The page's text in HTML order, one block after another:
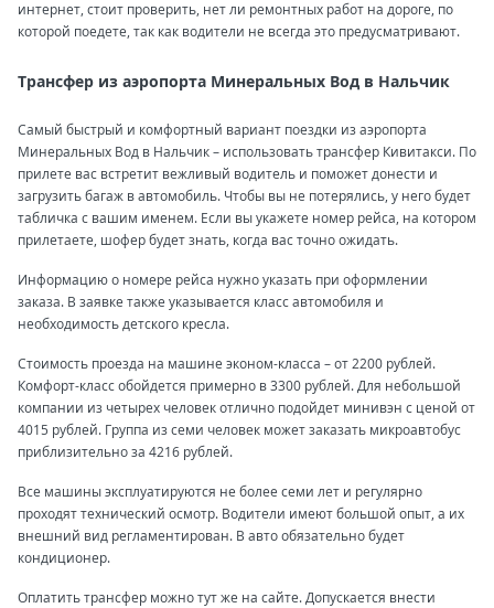
интернет, стоит проверить, нет ли ремонтных работ на дороге, по
которой поедете, так как водители не всегда это предусматривают.
Трансфер из аэропорта Минеральных Вод в Нальчик
Самый быстрый и комфортный вариант поездки из аэропорта
Минеральных Вод в Нальчик – использовать трансфер Кивитакси. По
прилете вас встретит вежливый водитель и поможет донести и
загрузить багаж в автомобиль. Чтобы вы не потерялись, у него будет
табличка с вашим именем. Если вы укажете номер рейса, на котором
прилетаете, шофер будет знать, когда вас точно ожидать.
Информацию о номере рейса нужно указать при оформлении
заказа. В заявке также указывается класс автомобиля и
необходимость детского кресла.
Стоимость проезда на машине эконом-класса – от 2200 рублей.
Комфорт-класс обойдется примерно в 3300 рублей. Для небольшой
компании из четырех человек отлично подойдет минивэн с ценой от
4015 рублей. Группа из семи человек может заказать микроавтобус
приблизительно за 4216 рублей.
Все машины эксплуатируются не более семи лет и регулярно
проходят технический осмотр. Водители имеют большой опыт, а их
внешний вид регламентирован. В авто обязательно будет
кондиционер.
Оплатить трансфер можно тут же на сайте. Допускается внести